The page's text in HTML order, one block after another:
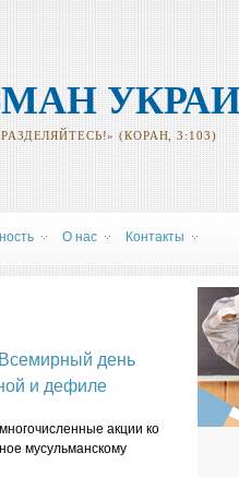
(КОРАН, 3:103)
О нас Контакты
день
и дефиле
акции ко
мусульманскому